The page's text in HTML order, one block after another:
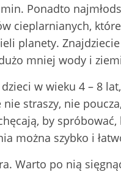
Ponadto
cieplarnianych,
planety.
mniej wody i
w wieku 4 – 8
nie straszy, nie
by
można szybko i
Warto po nią